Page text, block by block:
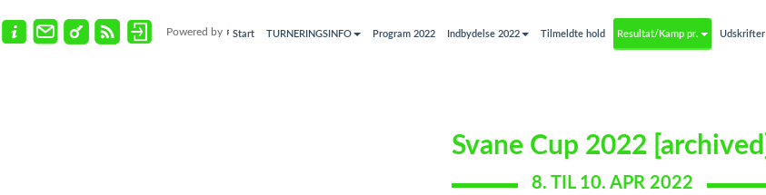
Powered by Start TURNERINGSINFO Program 2022 Indbydelse 2022 Tilmeldte hold Resultat/Kamp pr. Udskrifter
Svane Cup 2022 [archived]
8. TIL 10. APR 2022